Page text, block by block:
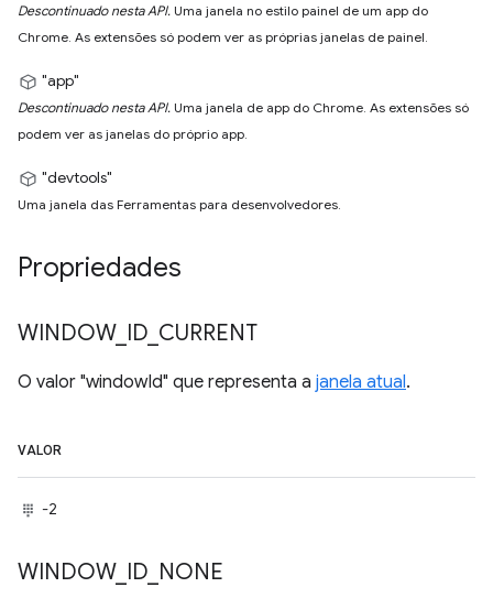
Descontinuado nesta API. Uma janela no estilo painel de um app do
Chrome. As extensões só podem ver as próprias janelas de painel.
"app"
Descontinuado nesta API. Uma janela de app do Chrome. As extensões só
podem ver as janelas do próprio app.
"devtools"
Uma janela das Ferramentas para desenvolvedores.
Propriedades
WINDOW_ ID CURRENT
O valor "windowId" que representa a janela atual.
VALOR
-2
WINDOW_ ID NONE